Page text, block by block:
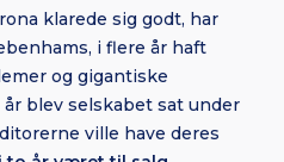
klarede sig godt, har
i flere år haft
og gigantiske
blev selskabet sat under
ville have deres